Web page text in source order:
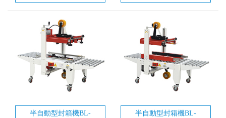
半自動型封箱機BL-
半自動型封箱機BL-